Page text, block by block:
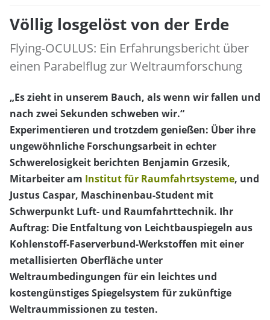
Völlig losgelöst von der Erde
Flying-OCULUS: Ein Erfahrungsbericht über
einen Parabelflug zur Weltraumforschung
„Es zieht in unserem Bauch, als wenn wir fallen und
nach zwei Sekunden schweben wir.“
Experimentieren und trotzdem genießen: Über ihre
ungewöhnliche Forschungsarbeit in echter
Schwerelosigkeit berichten Benjamin Grzesik,
Mitarbeiter am Institut für Raumfahrtsysteme, und
Justus Caspar, Maschinenbau-Student mit
Schwerpunkt Luft- und Raumfahrttechnik. Ihr
Auftrag: Die Entfaltung von Leichtbauspiegeln aus
Kohlenstoff-Faserverbund-Werkstoffen mit einer
metallisierten Oberfläche unter
Weltraumbedingungen für ein leichtes und
kostengünstiges Spiegelsystem für zukünftige
Weltraummissionen zu testen.